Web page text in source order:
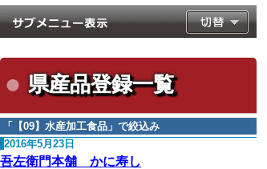
県産品登録一覧
「 【09】水産加工食品 」で絞込み
2016年5月23日
吾左衛門本舗 かに寿し